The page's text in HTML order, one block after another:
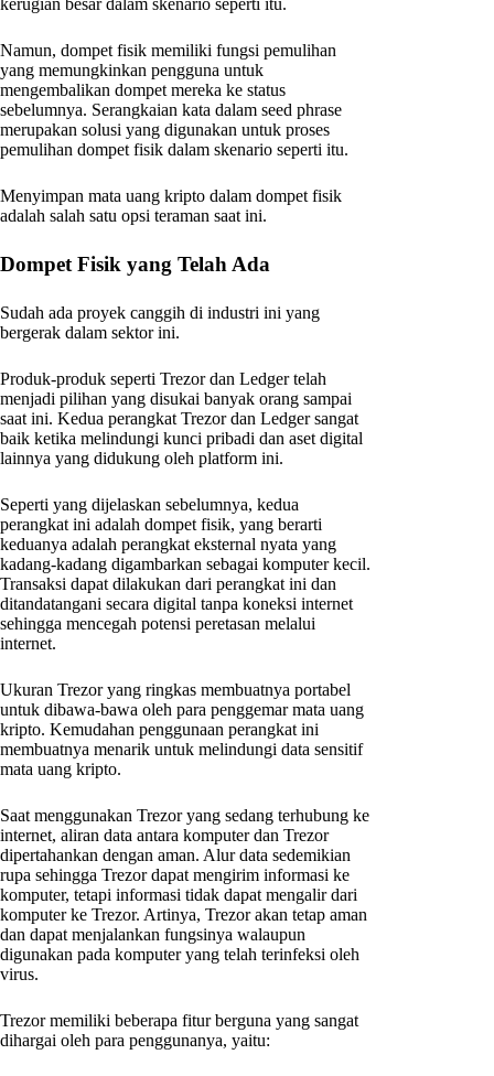
kerugian besar dalam skenario seperti itu.
Namun, dompet fisik memiliki fungsi pemulihan
yang memungkinkan pengguna untuk
mengembalikan dompet mereka ke status
sebelumnya. Serangkaian kata dalam seed phrase
merupakan solusi yang digunakan untuk proses
pemulihan dompet fisik dalam skenario seperti itu.
Menyimpan mata uang kripto dalam dompet fisik
adalah salah satu opsi teraman saat ini.
Dompet Fisik yang Telah Ada
Sudah ada proyek canggih di industri ini yang
bergerak dalam sektor ini.
Produk-produk seperti Trezor dan Ledger telah
menjadi pilihan yang disukai banyak orang sampai
saat ini. Kedua perangkat Trezor dan Ledger sangat
baik ketika melindungi kunci pribadi dan aset digital
lainnya yang didukung oleh platform ini.
Seperti yang dijelaskan sebelumnya, kedua
perangkat ini adalah dompet fisik, yang berarti
keduanya adalah perangkat eksternal nyata yang
kadang-kadang digambarkan sebagai komputer kecil.
Transaksi dapat dilakukan dari perangkat ini dan
ditandatangani secara digital tanpa koneksi internet
sehingga mencegah potensi peretasan melalui
internet.
Ukuran Trezor yang ringkas membuatnya portabel
untuk dibawa-bawa oleh para penggemar mata uang
kripto. Kemudahan penggunaan perangkat ini
membuatnya menarik untuk melindungi data sensitif
mata uang kripto.
Saat menggunakan Trezor yang sedang terhubung ke
internet, aliran data antara komputer dan Trezor
dipertahankan dengan aman. Alur data sedemikian
rupa sehingga Trezor dapat mengirim informasi ke
komputer, tetapi informasi tidak dapat mengalir dari
komputer ke Trezor. Artinya, Trezor akan tetap aman
dan dapat menjalankan fungsinya walaupun
digunakan pada komputer yang telah terinfeksi oleh
virus.
Trezor memiliki beberapa fitur berguna yang sangat
dihargai oleh para penggunanya, yaitu: